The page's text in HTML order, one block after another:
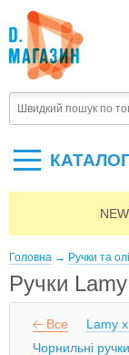
Головна → Ручки та
Ручки
Все Lamy
Чорнильні